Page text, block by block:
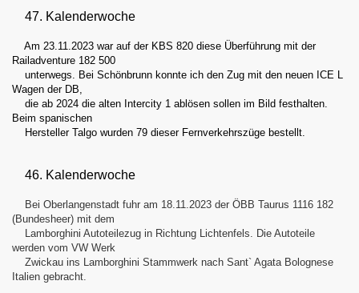
47. Kalenderwoche
Am 23.11.2023 war auf der KBS 820 diese Überführung mit der
Railadventure 182 500
unterwegs. Bei Schönbrunn konnte ich den Zug mit den neuen ICE L
Wagen der DB,
die ab 2024 die alten Intercity 1 ablösen sollen im Bild festhalten.
Beim spanischen
Hersteller Talgo wurden 79 dieser Fernverkehrszüge bestellt.
46. Kalenderwoche
Bei Oberlangenstadt fuhr am 18.11.2023 der ÖBB Taurus 1116 182
(Bundesheer) mit dem
Lamborghini Autoteilezug in Richtung Lichtenfels. Die Autoteile
werden vom VW Werk
Zwickau ins Lamborghini Stammwerk nach Sant` Agata Bolognese
Italien gebracht.